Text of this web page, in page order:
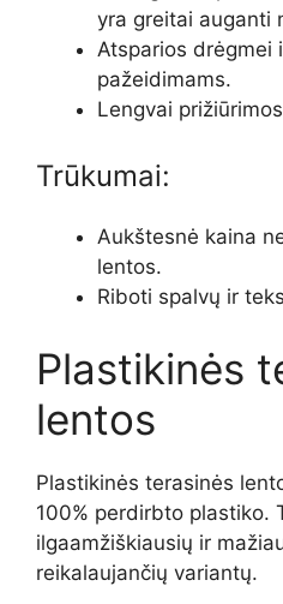
yra greitai auganti
Atsparios drėgmei
pažeidimams.
Lengvai
Trūkumai:
Aukštesnė kaina
lentos.
Riboti spalvų ir
Plastikinės
lentos
Plastikinės terasinės
100% perdirbto plastiko.
ilgaamžiškiausių ir
reikalaujančių variantų.